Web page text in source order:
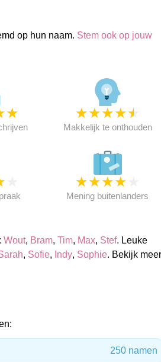
op hun naam. Stem ook op jouw
★ ★★★★★
Makkelijk te onthouden
★★★★
Mening buitenlanders
Wout, Bram, Tim, Max, Stef. Leuke
, Sofie, Indy, Sophie. Bekijk meer
250 namen